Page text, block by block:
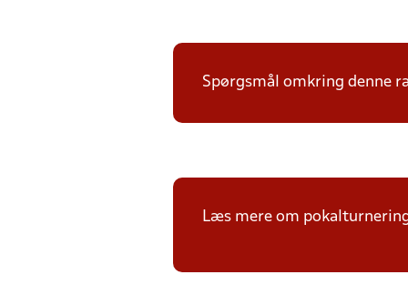
Spørgsmål omkring denne
Læs mere om